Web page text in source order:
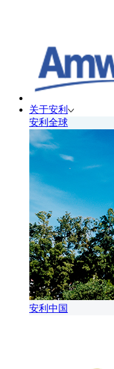
关于安利
安利全球
安利中国